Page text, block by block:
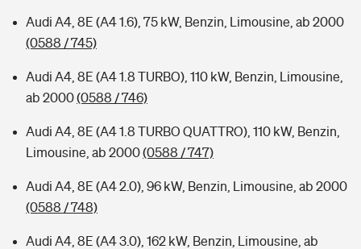
Audi A4, 8E (A4 1.6), 75 kW, Benzin, Limousine, ab 2000
(0588 / 745)
Audi A4, 8E (A4 1.8 TURBO), 110 kW, Benzin, Limousine,
ab 2000(0588 / 746)
Audi A4, 8E (A4 1.8 TURBO QUATTRO), 110 kW, Benzin,
Limousine, ab 2000(0588 / 747)
Audi A4, 8E (A4 2.0), 96 kW, Benzin, Limousine, ab 2000
(0588 / 748)
Audi A4, 8E (A4 3.0), 162 kW, Benzin, Limousine, ab